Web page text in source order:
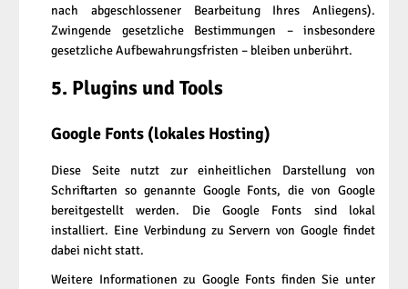
nach abgeschlossener Bearbeitung Ihres Anliegens).
Zwingende gesetzliche Bestimmungen – insbesondere
gesetzliche Aufbewahrungsfristen – bleiben unberührt.
5. Plugins und Tools
Google Fonts (lokales Hosting)
Diese Seite nutzt zur einheitlichen Darstellung von
Schriftarten so genannte Google Fonts, die von Google
bereitgestellt werden. Die Google Fonts sind lokal
installiert. Eine Verbindung zu Servern von Google findet
dabei nicht statt.
Weitere Informationen zu Google Fonts finden Sie unter